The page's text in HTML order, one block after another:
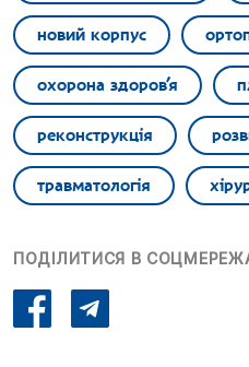
новий корпус
охорона здоров’я
реконструкція
травматологія
ПОДІЛИТИСЯ В